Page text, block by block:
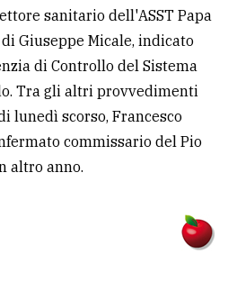
sanitario dell'ASST Papa
Giuseppe Micale, indicato
di Controllo del Sistema
Tra gli altri provvedimenti
lunedì scorso, Francesco
commissario del Pio
altro anno.